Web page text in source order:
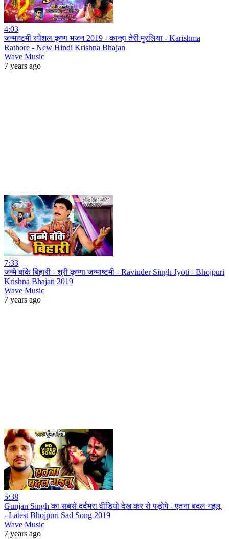
4:03
जन्माष्टमी स्पेशल कृष्ण भजन 2019 - कान्हा तेरी मुरलिया - Karishma
Rathore - New Hindi Krishna Bhajan
Wave Music
7 years ago
7:33
जन्मे बांके बिहारी - श्री कृष्णा जन्माष्टमी - Ravinder Singh Jyoti - Bhojpuri
Krishna Bhajan 2019
Wave Music
7 years ago
5:38
Gunjan Singh का सबसे दर्दभरा वीडियो देख कर रो पड़ोगे - एतना बदल गइलू
- Latest Bhojpuri Sad Song 2019
Wave Music
7 years ago